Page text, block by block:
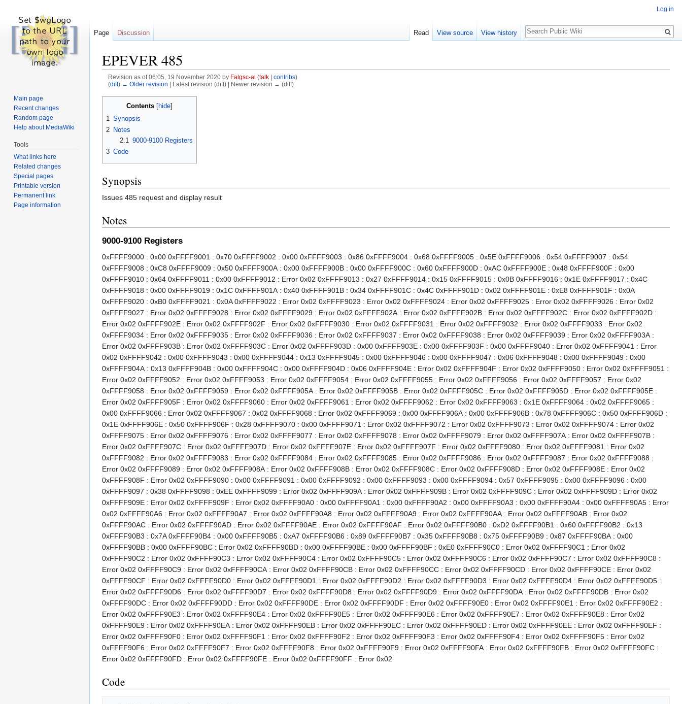
EPEVER 485
Revision as of 06:05, 19 November 2020 by Falgsc-al (talk| contribs)
(diff) ← Older revision | Latest revision (diff) | Newer revision → (diff)
navigation
search
Contents
1 Synopsis
2 Notes
2.1
9000-9100 Registers
3 Code
Synopsis
Issues 485 request and display result
Notes
9000-9100 Registers
0xFFFF9000 : 0x00 0xFFFF9001 : 0x70 0xFFFF9002 : 0x00 0xFFFF9003 : 0x86 0xFFFF9004 : 0x68 0xFFFF9005 : 0x5E 0xFFFF9006 : 0x54 0xFFFF9007 : 0x54
0xFFFF9008 : 0xC8 0xFFFF9009 : 0x50 0xFFFF900A : 0x00 0xFFFF900B : 0x00 0xFFFF900C : 0x60 0xFFFF900D : 0xAC 0xFFFF900E : 0x48 0xFFFF900F : 0x00
0xFFFF9010 : 0x64 0xFFFF9011 : 0x00 0xFFFF9012 : Error 0x02 0xFFFF9013 : 0x27 0xFFFF9014 : 0x15 0xFFFF9015 : 0x0B 0xFFFF9016 : 0x1E 0xFFFF9017 : 0x4C
0xFFFF9018 : 0x00 0xFFFF9019 : 0x1C 0xFFFF901A : 0x40 0xFFFF901B : 0x34 0xFFFF901C : 0x4C 0xFFFF901D : 0x02 0xFFFF901E : 0xE8 0xFFFF901F : 0x0A
0xFFFF9020 : 0xB0 0xFFFF9021 : 0x0A 0xFFFF9022 : Error 0x02 0xFFFF9023 : Error 0x02 0xFFFF9024 : Error 0x02 0xFFFF9025 : Error 0x02 0xFFFF9026 : Error 0x02
0xFFFF9027 : Error 0x02 0xFFFF9028 : Error 0x02 0xFFFF9029 : Error 0x02 0xFFFF902A : Error 0x02 0xFFFF902B : Error 0x02 0xFFFF902C : Error 0x02 0xFFFF902D :
Error 0x02 0xFFFF902E : Error 0x02 0xFFFF902F : Error 0x02 0xFFFF9030 : Error 0x02 0xFFFF9031 : Error 0x02 0xFFFF9032 : Error 0x02 0xFFFF9033 : Error 0x02
0xFFFF9034 : Error 0x02 0xFFFF9035 : Error 0x02 0xFFFF9036 : Error 0x02 0xFFFF9037 : Error 0x02 0xFFFF9038 : Error 0x02 0xFFFF9039 : Error 0x02 0xFFFF903A :
Error 0x02 0xFFFF903B : Error 0x02 0xFFFF903C : Error 0x02 0xFFFF903D : 0x00 0xFFFF903E : 0x00 0xFFFF903F : 0x00 0xFFFF9040 : Error 0x02 0xFFFF9041 : Error
0x02 0xFFFF9042 : 0x00 0xFFFF9043 : 0x00 0xFFFF9044 : 0x13 0xFFFF9045 : 0x00 0xFFFF9046 : 0x00 0xFFFF9047 : 0x06 0xFFFF9048 : 0x00 0xFFFF9049 : 0x00
0xFFFF904A : 0x13 0xFFFF904B : 0x00 0xFFFF904C : 0x00 0xFFFF904D : 0x06 0xFFFF904E : Error 0x02 0xFFFF904F : Error 0x02 0xFFFF9050 : Error 0x02 0xFFFF9051 :
Error 0x02 0xFFFF9052 : Error 0x02 0xFFFF9053 : Error 0x02 0xFFFF9054 : Error 0x02 0xFFFF9055 : Error 0x02 0xFFFF9056 : Error 0x02 0xFFFF9057 : Error 0x02
0xFFFF9058 : Error 0x02 0xFFFF9059 : Error 0x02 0xFFFF905A : Error 0x02 0xFFFF905B : Error 0x02 0xFFFF905C : Error 0x02 0xFFFF905D : Error 0x02 0xFFFF905E :
Error 0x02 0xFFFF905F : Error 0x02 0xFFFF9060 : Error 0x02 0xFFFF9061 : Error 0x02 0xFFFF9062 : Error 0x02 0xFFFF9063 : 0x1E 0xFFFF9064 : 0x02 0xFFFF9065 :
0x00 0xFFFF9066 : Error 0x02 0xFFFF9067 : 0x02 0xFFFF9068 : Error 0x02 0xFFFF9069 : 0x00 0xFFFF906A : 0x00 0xFFFF906B : 0x78 0xFFFF906C : 0x50 0xFFFF906D :
0x1E 0xFFFF906E : 0x50 0xFFFF906F : 0x28 0xFFFF9070 : 0x00 0xFFFF9071 : Error 0x02 0xFFFF9072 : Error 0x02 0xFFFF9073 : Error 0x02 0xFFFF9074 : Error 0x02
0xFFFF9075 : Error 0x02 0xFFFF9076 : Error 0x02 0xFFFF9077 : Error 0x02 0xFFFF9078 : Error 0x02 0xFFFF9079 : Error 0x02 0xFFFF907A : Error 0x02 0xFFFF907B :
Error 0x02 0xFFFF907C : Error 0x02 0xFFFF907D : Error 0x02 0xFFFF907E : Error 0x02 0xFFFF907F : Error 0x02 0xFFFF9080 : Error 0x02 0xFFFF9081 : Error 0x02
0xFFFF9082 : Error 0x02 0xFFFF9083 : Error 0x02 0xFFFF9084 : Error 0x02 0xFFFF9085 : Error 0x02 0xFFFF9086 : Error 0x02 0xFFFF9087 : Error 0x02 0xFFFF9088 :
Error 0x02 0xFFFF9089 : Error 0x02 0xFFFF908A : Error 0x02 0xFFFF908B : Error 0x02 0xFFFF908C : Error 0x02 0xFFFF908D : Error 0x02 0xFFFF908E : Error 0x02
0xFFFF908F : Error 0x02 0xFFFF9090 : 0x00 0xFFFF9091 : 0x00 0xFFFF9092 : 0x00 0xFFFF9093 : 0x00 0xFFFF9094 : 0x57 0xFFFF9095 : 0x00 0xFFFF9096 : 0x00
0xFFFF9097 : 0x38 0xFFFF9098 : 0xEE 0xFFFF9099 : Error 0x02 0xFFFF909A : Error 0x02 0xFFFF909B : Error 0x02 0xFFFF909C : Error 0x02 0xFFFF909D : Error 0x02
0xFFFF909E : Error 0x02 0xFFFF909F : Error 0x02 0xFFFF90A0 : 0x00 0xFFFF90A1 : 0x00 0xFFFF90A2 : 0x00 0xFFFF90A3 : 0x00 0xFFFF90A4 : 0x00 0xFFFF90A5 : Error
0x02 0xFFFF90A6 : Error 0x02 0xFFFF90A7 : Error 0x02 0xFFFF90A8 : Error 0x02 0xFFFF90A9 : Error 0x02 0xFFFF90AA : Error 0x02 0xFFFF90AB : Error 0x02
0xFFFF90AC : Error 0x02 0xFFFF90AD : Error 0x02 0xFFFF90AE : Error 0x02 0xFFFF90AF : Error 0x02 0xFFFF90B0 : 0xD2 0xFFFF90B1 : 0x60 0xFFFF90B2 : 0x13
0xFFFF90B3 : 0x7A 0xFFFF90B4 : 0x00 0xFFFF90B5 : 0xA7 0xFFFF90B6 : 0x89 0xFFFF90B7 : 0x35 0xFFFF90B8 : 0x75 0xFFFF90B9 : 0x87 0xFFFF90BA : 0x00
0xFFFF90BB : 0x00 0xFFFF90BC : Error 0x02 0xFFFF90BD : 0x00 0xFFFF90BE : 0x00 0xFFFF90BF : 0xE0 0xFFFF90C0 : Error 0x02 0xFFFF90C1 : Error 0x02
0xFFFF90C2 : Error 0x02 0xFFFF90C3 : Error 0x02 0xFFFF90C4 : Error 0x02 0xFFFF90C5 : Error 0x02 0xFFFF90C6 : Error 0x02 0xFFFF90C7 : Error 0x02 0xFFFF90C8 :
Error 0x02 0xFFFF90C9 : Error 0x02 0xFFFF90CA : Error 0x02 0xFFFF90CB : Error 0x02 0xFFFF90CC : Error 0x02 0xFFFF90CD : Error 0x02 0xFFFF90CE : Error 0x02
0xFFFF90CF : Error 0x02 0xFFFF90D0 : Error 0x02 0xFFFF90D1 : Error 0x02 0xFFFF90D2 : Error 0x02 0xFFFF90D3 : Error 0x02 0xFFFF90D4 : Error 0x02 0xFFFF90D5 :
Error 0x02 0xFFFF90D6 : Error 0x02 0xFFFF90D7 : Error 0x02 0xFFFF90D8 : Error 0x02 0xFFFF90D9 : Error 0x02 0xFFFF90DA : Error 0x02 0xFFFF90DB : Error 0x02
0xFFFF90DC : Error 0x02 0xFFFF90DD : Error 0x02 0xFFFF90DE : Error 0x02 0xFFFF90DF : Error 0x02 0xFFFF90E0 : Error 0x02 0xFFFF90E1 : Error 0x02 0xFFFF90E2 :
Error 0x02 0xFFFF90E3 : Error 0x02 0xFFFF90E4 : Error 0x02 0xFFFF90E5 : Error 0x02 0xFFFF90E6 : Error 0x02 0xFFFF90E7 : Error 0x02 0xFFFF90E8 : Error 0x02
0xFFFF90E9 : Error 0x02 0xFFFF90EA : Error 0x02 0xFFFF90EB : Error 0x02 0xFFFF90EC : Error 0x02 0xFFFF90ED : Error 0x02 0xFFFF90EE : Error 0x02 0xFFFF90EF :
Error 0x02 0xFFFF90F0 : Error 0x02 0xFFFF90F1 : Error 0x02 0xFFFF90F2 : Error 0x02 0xFFFF90F3 : Error 0x02 0xFFFF90F4 : Error 0x02 0xFFFF90F5 : Error 0x02
0xFFFF90F6 : Error 0x02 0xFFFF90F7 : Error 0x02 0xFFFF90F8 : Error 0x02 0xFFFF90F9 : Error 0x02 0xFFFF90FA : Error 0x02 0xFFFF90FB : Error 0x02 0xFFFF90FC :
Error 0x02 0xFFFF90FD : Error 0x02 0xFFFF90FE : Error 0x02 0xFFFF90FF : Error 0x02
Code
Log in
Page Discussion Read View source View history
Search
Main page
Recent changes
Random page
Help about MediaWiki
Tools
What links here
Related changes
Special pages
Printable version
Permanent link
Page information